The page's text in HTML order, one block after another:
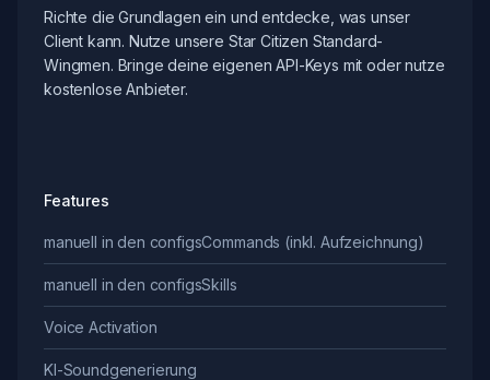
Richte die Grundlagen ein und entdecke, was unser
Client kann. Nutze unsere Star Citizen Standard-
Wingmen. Bringe deine eigenen API-Keys mit oder nutze
kostenlose Anbieter.
Features
manuell in den configsCommands (inkl. Aufzeichnung)
manuell in den configsSkills
Voice Activation
KI-Soundgenerierung